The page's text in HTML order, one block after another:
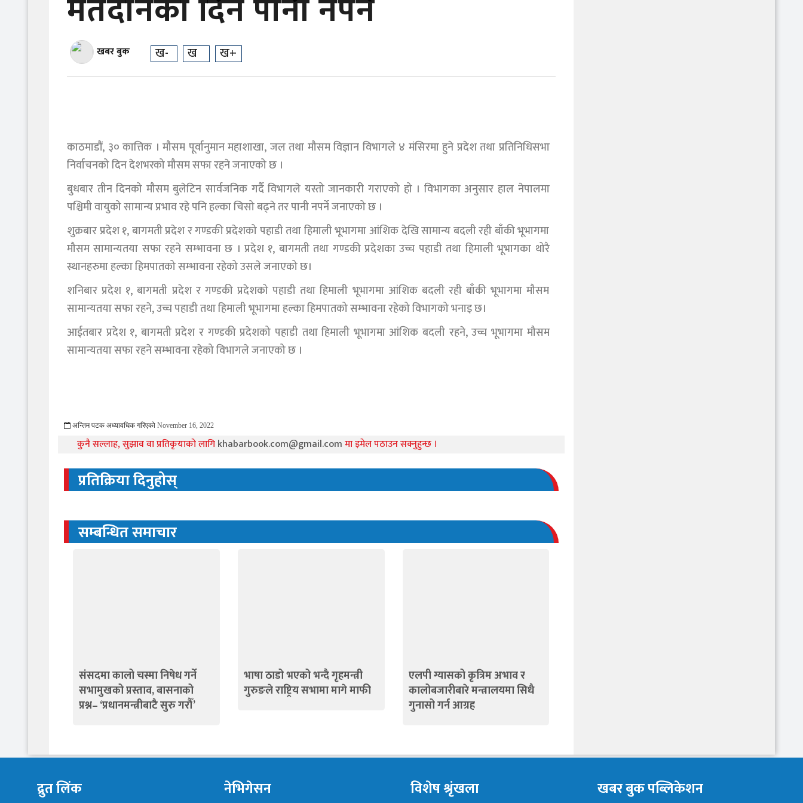
मतदानको दिन पानी नपर्ने
खबर बुक ख- ख ख+
काठमाडौं, ३० कात्तिक । मौसम पूर्वानुमान महाशाखा, जल तथा मौसम विज्ञान विभागले ४ मंसिरमा हुने प्रदेश तथा प्रतिनिधिसभा
निर्वाचनको दिन देशभरको मौसम सफा रहने जनाएको छ ।
बुधबार तीन दिनको मौसम बुलेटिन सार्वजनिक गर्दै विभागले यस्तो जानकारी गराएको हो । विभागका अनुसार हाल नेपालमा
पश्चिमी वायुको सामान्य प्रभाव रहे पनि हल्का चिसो बढ्ने तर पानी नपर्ने जनाएको छ ।
शुक्रबार प्रदेश १, बागमती प्रदेश र गण्डकी प्रदेशको पहाडी तथा हिमाली भूभागमा आंशिक देखि सामान्य बदली रही बाँकी भूभागमा
मौसम सामान्यतया सफा रहने सम्भावना छ । प्रदेश १, बागमती तथा गण्डकी प्रदेशका उच्च पहाडी तथा हिमाली भूभागका थोरै
स्थानहरुमा हल्का हिमपातको सम्भावना रहेको उसले जनाएको छ।
शनिबार प्रदेश १, बागमती प्रदेश र गण्डकी प्रदेशको पहाडी तथा हिमाली भूभागमा आंशिक बदली रही बाँकी भूभागमा मौसम
सामान्यतया सफा रहने, उच्च पहाडी तथा हिमाली भूभागमा हल्का हिमपातको सम्भावना रहेको विभागको भनाइ छ।
आईतबार प्रदेश १, बागमती प्रदेश र गण्डकी प्रदेशको पहाडी तथा हिमाली भूभागमा आंशिक बदली रहने, उच्च भूभागमा मौसम
सामान्यतया सफा रहने सम्भावना रहेको विभागले जनाएको छ ।
अन्तिम पटक अध्यावधिक गरिएको November 16, 2022
कुनै सल्लाह, सुझाव वा प्रतिकृयाको लागिkhabarbook.com@gmail.comमा इमेल पठाउन सक्नुहुन्छ ।
प्रतिक्रिया दिनुहोस्
सम्बन्धित समाचार
संसदमा कालो चस्मा निषेध गर्ने
सभामुखको प्रस्ताव, बासनाको
प्रश्न– ‘प्रधानमन्त्रीबाटै सुरु गरौँ’
भाषा ठाडो भएको भन्दै गृहमन्त्री
गुरुङले राष्ट्रिय सभामा मागे माफी
एलपी ग्यासको कृत्रिम अभाव र
कालोबजारीबारे मन्त्रालयमा सिधै
गुनासो गर्न आग्रह
द्रुत लिंक नेभिगेसन विशेष श्रृंखला खबर बुक पब्लिकेशन